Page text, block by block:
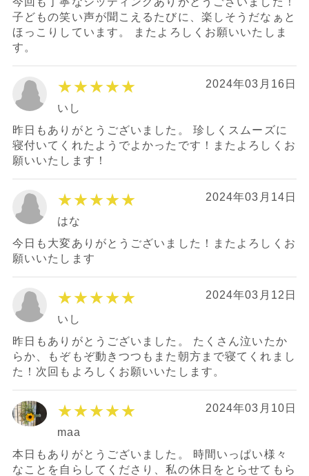
子どもの笑い声が聞こえるたびに、楽しそうだなぁと
ほっこりしています。 またよろしくお願いいたしま
す。
★★★★★ 2024年03月16日
いし
昨日もありがとうございました。 珍しくスムーズに
寝付いてくれたようでよかったです！またよろしくお
願いいたします！
★★★★★ 2024年03月14日
はな
今日も大変ありがとうございました！またよろしくお
願いいたします
★★★★★ 2024年03月12日
いし
昨日もありがとうございました。 たくさん泣いたか
らか、もぞもぞ動きつつもまた朝方まで寝てくれまし
た！次回もよろしくお願いいたします。
★★★★★ 2024年03月10日
maa
本日もありがとうございました。 時間いっぱい様々
なことを自らしてくださり、私の休日をとらせてもら